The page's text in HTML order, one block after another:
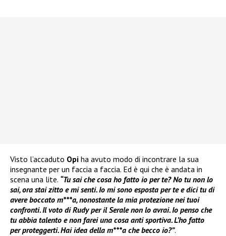
Visto l’accaduto Opi ha avuto modo di incontrare la sua
insegnante per un faccia a faccia. Ed è qui che è andata in
scena una lite. “Tu sai che cosa ho fatto io per te? No tu non lo
sai, ora stai zitto e mi senti. Io mi sono esposta per te e dici tu di
avere boccato m***a, nonostante la mia protezione nei tuoi
confronti. Il voto di Rudy per il Serale non lo avrai. Io penso che
tu abbia talento e non farei una cosa anti sportiva. L’ho fatto
per proteggerti. Hai idea della m***a che becco io?”.